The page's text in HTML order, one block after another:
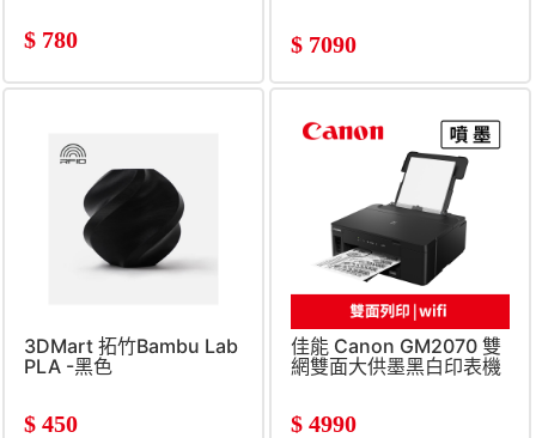
$ 780 $ 7090
3DMart 拓竹Bambu Lab
PLA -黑色
$ 450
佳能 Canon GM2070 雙
網雙面大供墨黑白印表機
$ 4990